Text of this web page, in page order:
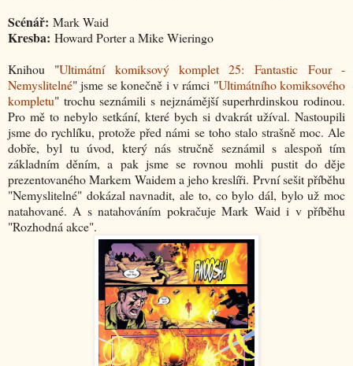
Scénář: Mark Waid
Kresba: Howard Porter a Mike Wieringo
Knihou "Ultimátní komiksový komplet 25: Fantastic Four -
Nemyslitelné" jsme se konečně i v rámci "Ultimátního komiksového
kompletu" trochu seznámili s nejznámější superhrdinskou rodinou.
Pro mě to nebylo setkání, které bych si dvakrát užíval. Nastoupili
jsme do rychlíku, protože před námi se toho stalo strašně moc. Ale
dobře, byl tu úvod, který nás stručně seznámil s alespoň tím
základním děním, a pak jsme se rovnou mohli pustit do děje
prezentovaného Markem Waidem a jeho kreslíři. První sešit příběhu
"Nemyslitelné" dokázal navnadit, ale to, co bylo dál, bylo už moc
natahované. A s natahováním pokračuje Mark Waid i v příběhu
"Rozhodná akce".